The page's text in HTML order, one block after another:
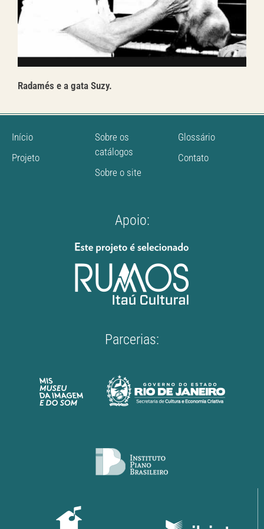
Radamés e a gata Suzy.
Início
Projeto
Sobre os
catálogos
Sobre o site
Glossário
Contato
Apoio:
Parcerias: